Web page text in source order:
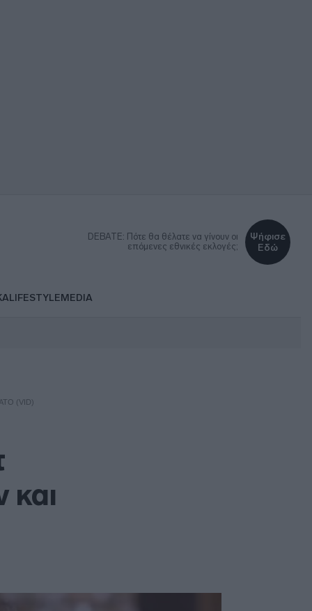
DEBATE: Πότε θα θέλατε να γίνουν οι
επόμενες εθνικές εκλογές;
Ψήφισε
Εδώ
LIFESTYLEMEDIA
(VID)
και